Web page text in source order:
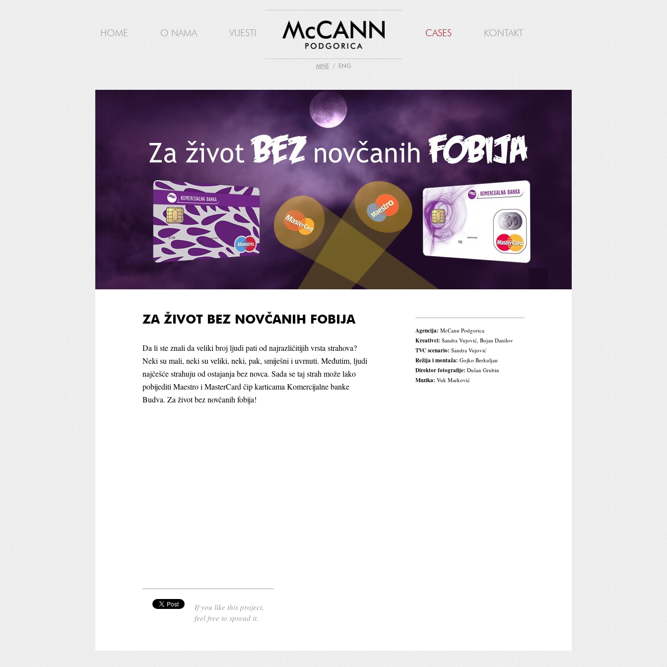
HOME O NAMA VIJESTI
MNE ENG
CASES KONTAKT
ZA ŽIVOT BEZ NOVČANIH FOBIJA
Da li ste znali da veliki broj ljudi pati od najrazličitijih vrsta strahova?
Neki su mali, neki su veliki, neki, pak, smiješni i uvrnuti. Međutim, ljudi
najčešće strahuju od ostajanja bez novca. Sada se taj strah može lako
pobijediti Maestro i MasterCard čip karticama Komercijalne banke
Budva. Za život bez novčanih fobija!
If you like this project,
feel free to spread it.
Agencija: McCann Podgorica
Kreativci: Sandra Vujović, Bojan Danilov
TVC scenario: Sandra Vujović
Režija i montaža: Gojko Berkuljan
Direktor fotografije: Dušan Grubin
Muzika: Vuk Marković